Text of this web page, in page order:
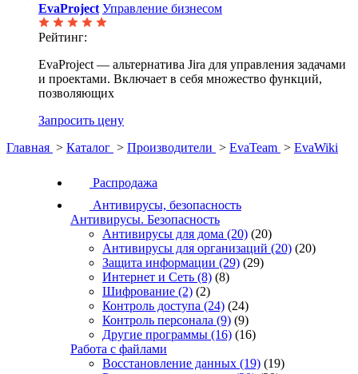
EvaProject Управление бизнесом
Рейтинг:
EvaProject — альтернатива Jira для управления задачами
и проектами. Включает в себя множество функций,
позволяющих
Запросить цену
Главная > Каталог > Производители > EvaTeam > EvaWiki
Распродажа
Антивирусы, безопасность
Антивирусы. Безопасность
Антивирусы для дома (20) (20)
Антивирусы для организаций (20) (20)
Защита информации (29) (29)
Интернет и Сеть (8) (8)
Шифрование (2) (2)
Контроль доступа (24) (24)
Контроль персонала (9) (9)
Другие программы (16) (16)
Работа с файлами
Восстановление данных (19) (19)